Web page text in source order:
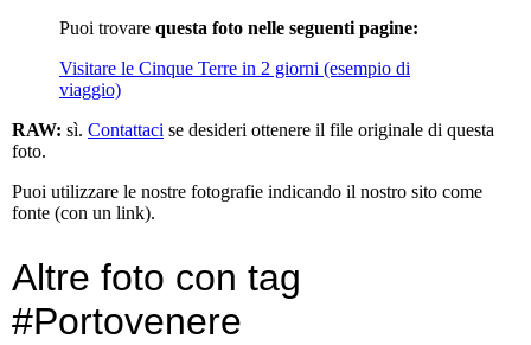
Puoi trovare questa foto nelle seguenti pagine:
Visitare le Cinque Terre in 2 giorni (esempio di
viaggio)
RAW: sì. Contattaci se desideri ottenere il file originale di questa
foto.
Puoi utilizzare le nostre fotografie indicando il nostro sito come
fonte (con un link).
Altre foto con tag
#Portovenere